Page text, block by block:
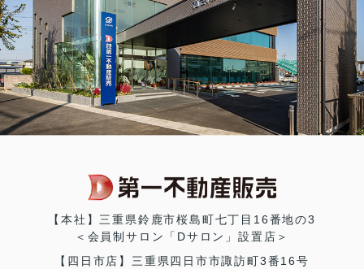
【本社】三重県鈴鹿市桜島町七丁目16番地の3
＜会員制サロン「Dサロン」設置店＞
【四日市店】三重県四日市市諏訪町3番16号